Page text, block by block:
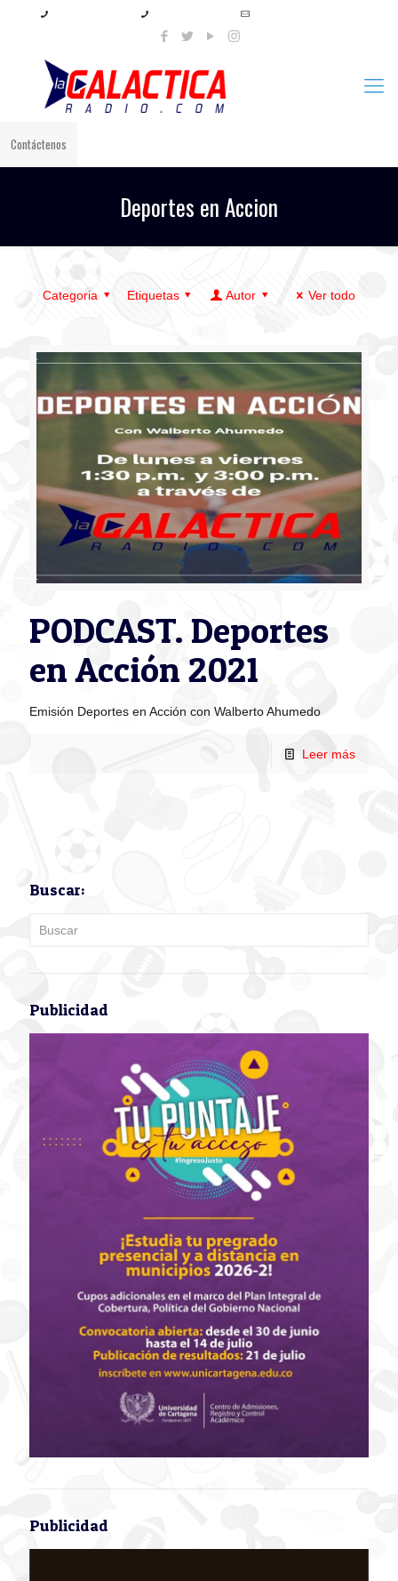
Contáctenos
Deportes en Accion
Categoria Etiquetas Autor Ver todo
PODCAST. Deportes
en Acción 2021
Emisión Deportes en Acción con Walberto Ahumedo
Leer más
Buscar:
Publicidad
Publicidad